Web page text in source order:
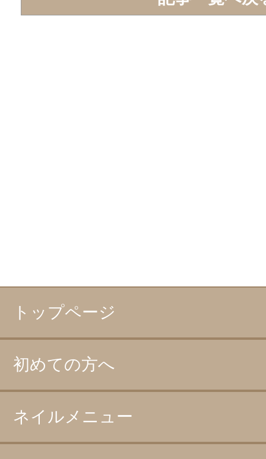
トップページ
初めての方へ
ネイルメニュー